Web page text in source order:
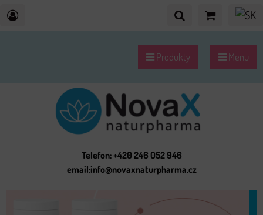
Produkty Menu
Telefon: +420 246 052 946
email:info@novaxnaturpharma.cz